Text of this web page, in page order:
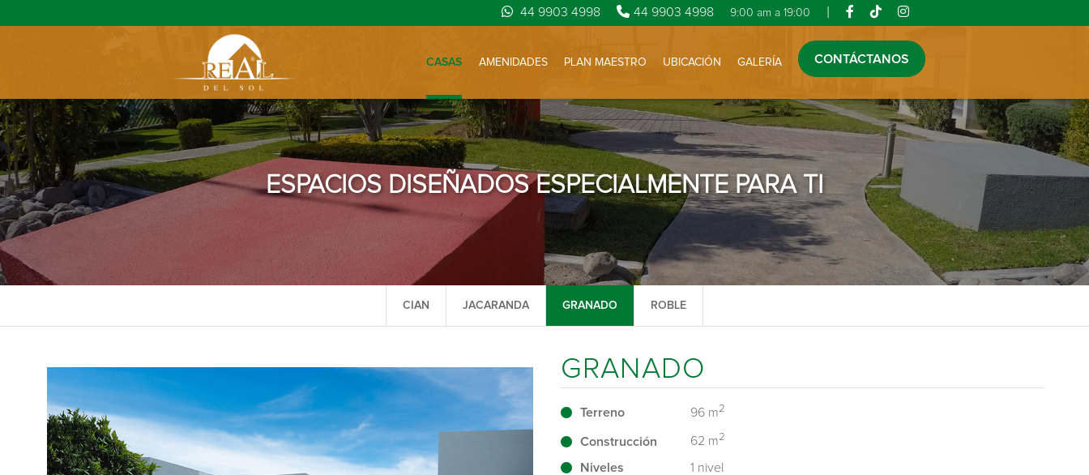
44 9903 4998 44 9903 4998 9:00 am a 19:00
CASAS AMENIDADES PLAN MAESTRO UBICACIÓN GALERÍA CONTÁCTANOS
ESPACIOS DISEÑADOS ESPECIALMENTE PARA TI
CIAN JACARANDA GRANADO ROBLE
GRANADO
Terreno 96 m2
Construcción 62 m2
Niveles
1 nivel